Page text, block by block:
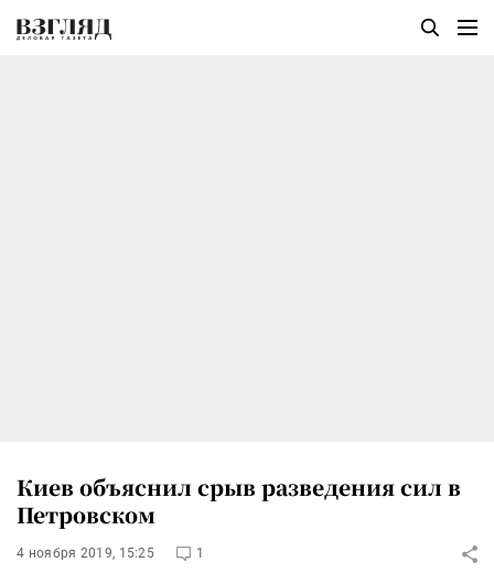
Киев объяснил срыв разведения сил в
Петровском
4 ноября 2019, 15:25 1